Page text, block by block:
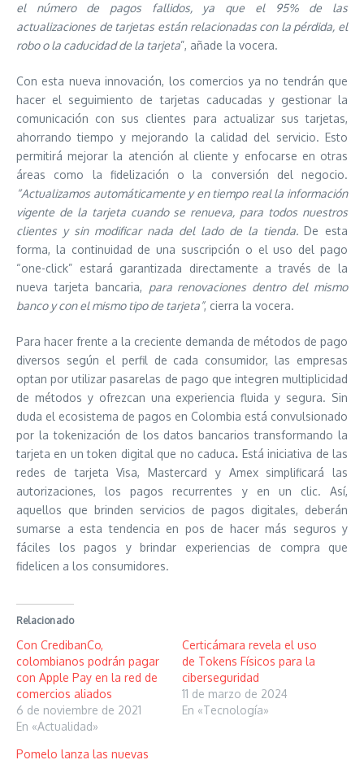
el número de pagos fallidos, ya que el 95% de las
actualizaciones de tarjetas están relacionadas con la pérdida, el
robo o la caducidad de la tarjeta”, añade la vocera.
Con esta nueva innovación, los comercios ya no tendrán que
hacer el seguimiento de tarjetas caducadas y gestionar la
comunicación con sus clientes para actualizar sus tarjetas,
ahorrando tiempo y mejorando la calidad del servicio. Esto
permitirá mejorar la atención al cliente y enfocarse en otras
áreas como la fidelización o la conversión del negocio.
“Actualizamos automáticamente y en tiempo real la información
vigente de la tarjeta cuando se renueva, para todos nuestros
clientes y sin modificar nada del lado de la tienda. De esta
forma, la continuidad de una suscripción o el uso del pago
“one-click” estará garantizada directamente a través de la
nueva tarjeta bancaria, para renovaciones dentro del mismo
banco y con el mismo tipo de tarjeta”, cierra la vocera.
Para hacer frente a la creciente demanda de métodos de pago
diversos según el perfil de cada consumidor, las empresas
optan por utilizar pasarelas de pago que integren multiplicidad
de métodos y ofrezcan una experiencia fluida y segura. Sin
duda el ecosistema de pagos en Colombia está convulsionado
por la tokenización de los datos bancarios transformando la
tarjeta en un token digital que no caduca. Está iniciativa de las
redes de tarjeta Visa, Mastercard y Amex simplificará las
autorizaciones, los pagos recurrentes y en un clic. Así,
aquellos que brinden servicios de pagos digitales, deberán
sumarse a esta tendencia en pos de hacer más seguros y
fáciles los pagos y brindar experiencias de compra que
fidelicen a los consumidores.
Relacionado
Con CredibanCo,
colombianos podrán pagar
con Apple Pay en la red de
comercios aliados
6 de noviembre de 2021
En «Actualidad»
Certicámara revela el uso
de Tokens Físicos para la
ciberseguridad
11 de marzo de 2024
En «Tecnología»
Pomelo lanza las nuevas